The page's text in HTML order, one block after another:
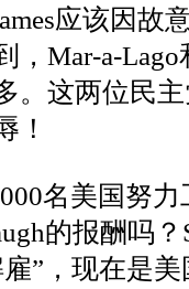
应该因故
， Mar-a-Lago
。这两位民
！
名美国努力
的报酬吗？
” ，现在是美